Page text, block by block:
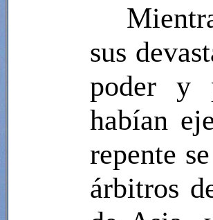
sus
poder y
habían
repente
árbitros